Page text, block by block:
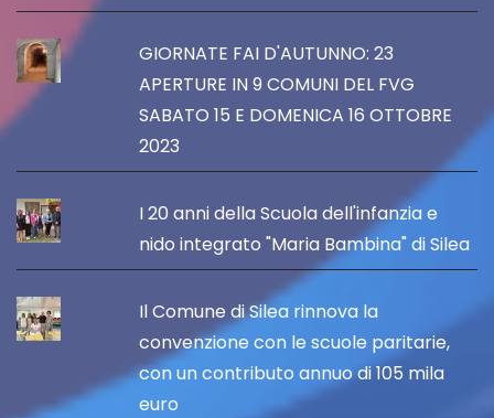
GIORNATE FAI D'AUTUNNO: 23
APERTURE IN 9 COMUNI DEL FVG
SABATO 15 E DOMENICA 16 OTTOBRE
2023
I 20 anni della Scuola dell'infanzia e
nido integrato "Maria Bambina" di Silea
Il Comune di Silea rinnova la
convenzione con le scuole paritarie,
con un contributo annuo di 105 mila
euro